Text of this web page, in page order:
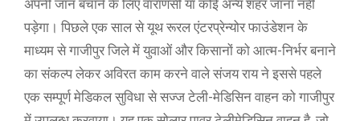
अपनी जान बचाने के लिए वाराणसी या कोई अन्य शहर जाना नहीं
पड़ेगा। पिछले एक साल से यूथ रूरल एंटरप्रेन्योर फाउंडेशन के
माध्यम से गाजीपुर जिले में युवाओं और किसानों को आत्म-निर्भर बनाने
का संकल्प लेकर अविरत काम करने वाले संजय राय ने इससे पहले
एक सम्पूर्ण मेडिकल सुविधा से सज्ज टेली-मेडिसिन वाहन को गाजीपुर